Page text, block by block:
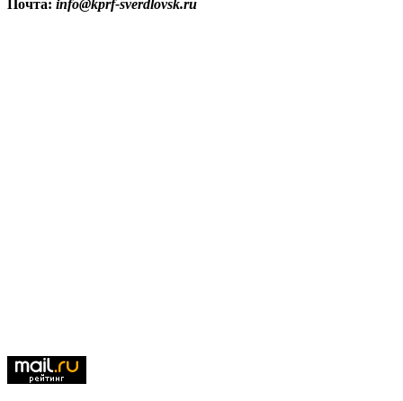
Почта: info@kprf-sverdlovsk.ru